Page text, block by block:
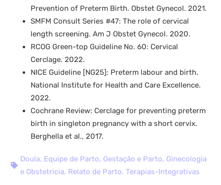
Prevention of Preterm Birth. Obstet Gynecol. 2021.
SMFM Consult Series #47: The role of cervical
length screening. Am J Obstet Gynecol. 2020.
RCOG Green-top Guideline No. 60: Cervical
Cerclage. 2022.
NICE Guideline [NG25]: Preterm labour and birth.
National Institute for Health and Care Excellence.
2022.
Cochrane Review: Cerclage for preventing preterm
birth in singleton pregnancy with a short cervix.
Berghella et al., 2017.
Doula, Equipe de Parto, Gestação e Parto, Ginecologia
e Obstetricia, Relato de Parto,Terapias-Integrativas